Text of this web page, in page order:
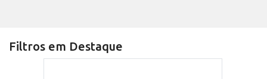
Filtros em Destaque